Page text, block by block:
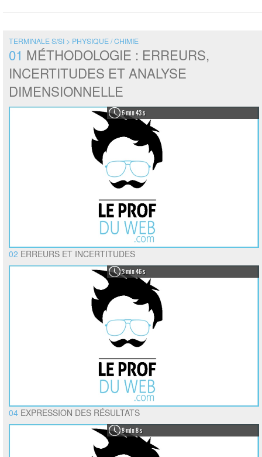
TERMINALE S/SI > PHYSIQUE / CHIMIE
01 MÉTHODOLOGIE : ERREURS,
INCERTITUDES ET ANALYSE
DIMENSIONNELLE
6 min 43 s
02 ERREURS ET INCERTITUDES
3 min 46 s
04 EXPRESSION DES RÉSULTATS
8 min 8 s